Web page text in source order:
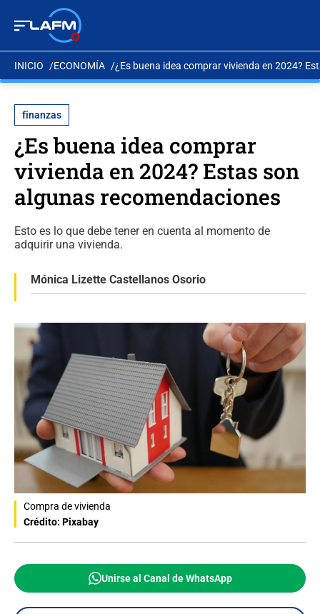
INICIO ECONOMÍA ¿Es buena idea comprar vivienda en 2024?
finanzas
¿Es buena idea comprar
vivienda en 2024? Estas son
algunas recomendaciones
Esto es lo que debe tener en cuenta al momento de
adquirir una vivienda.
Mónica Lizette Castellanos Osorio
Compra de vivienda
Crédito: Pixabay
Unirse al Canal de WhatsApp